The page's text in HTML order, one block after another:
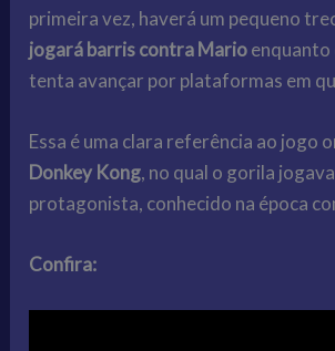
primeira vez, haverá um pequeno
jogará barris contra Mario
tenta avançar por plataformas em
Essa é uma clara referência ao jogo
Donkey Kong, no qual o gorila
protagonista, conhecido na época
Confira: